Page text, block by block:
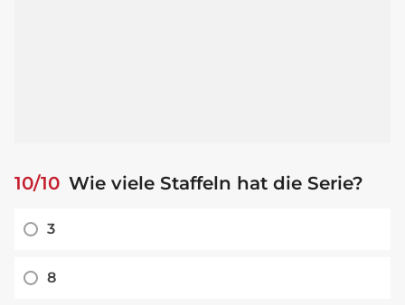
10/10 Wie viele Staffeln hat die Serie?
3
8